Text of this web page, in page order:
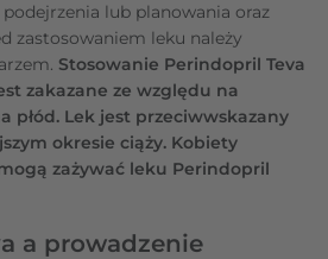
lub planowania oraz
zastosowaniem leku należy
Stosowanie Perindopril Teva
zakazane ze względu na
płód. Lek jest przeciwwskazany
okresie ciąży. Kobiety
zażywać leku Perindopril
a prowadzenie